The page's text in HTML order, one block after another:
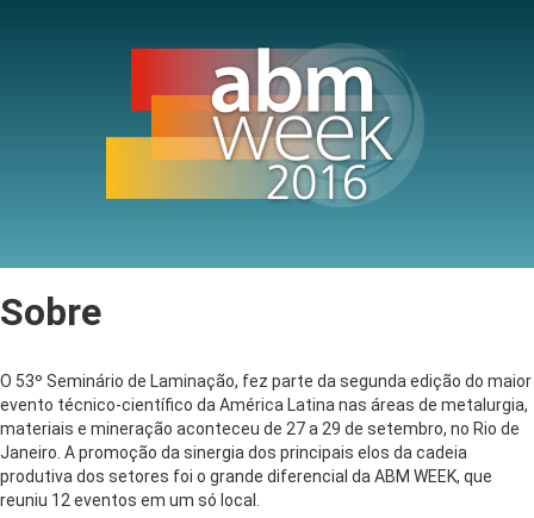
Sobre
O 53º Seminário de Laminação, fez parte da segunda edição do maior
evento técnico-científico da América Latina nas áreas de metalurgia,
materiais e mineração aconteceu de 27 a 29 de setembro, no Rio de
Janeiro. A promoção da sinergia dos principais elos da cadeia
produtiva dos setores foi o grande diferencial da ABM WEEK, que
reuniu 12 eventos em um só local.